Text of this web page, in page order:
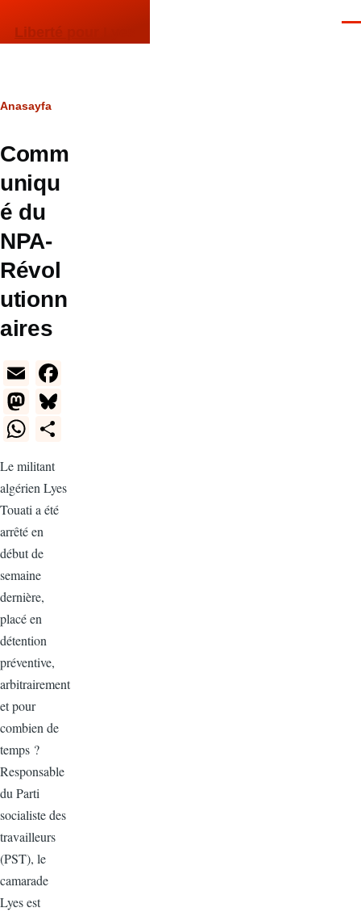
Liberté pour Lyes
Sayfa
Anasayfa
Comm
uniqu
é du
NPA-
Révol
utionn
aires
E
m
ail
o
M
a
o
d
o
n
y
W
at
s
A
p
p
ar
Le militant
algérien Lyes
Touati a été
arrêté en
début de
semaine
dernière,
placé en
détention
préventive,
arbitrairement
et pour
combien de
temps ?
Responsable
du Parti
socialiste des
travailleurs
(PST), le
camarade
Lyes est